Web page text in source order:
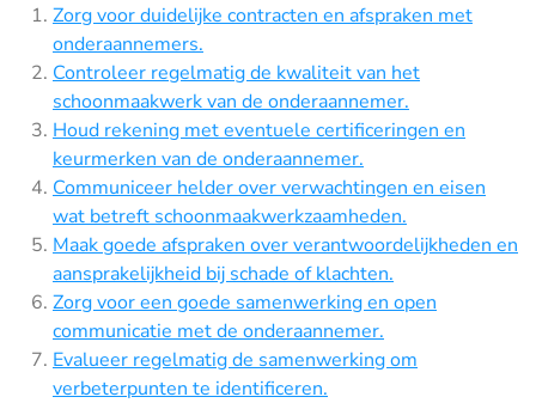
Zorg voor duidelijke contracten en afspraken met
onderaannemers.
Controleer regelmatig de kwaliteit van het
schoonmaakwerk van de onderaannemer.
Houd rekening met eventuele certificeringen en
keurmerken van de onderaannemer.
Communiceer helder over verwachtingen en eisen
wat betreft schoonmaakwerkzaamheden.
Maak goede afspraken over verantwoordelijkheden en
aansprakelijkheid bij schade of klachten.
Zorg voor een goede samenwerking en open
communicatie met de onderaannemer.
Evalueer regelmatig de samenwerking om
verbeterpunten te identificeren.